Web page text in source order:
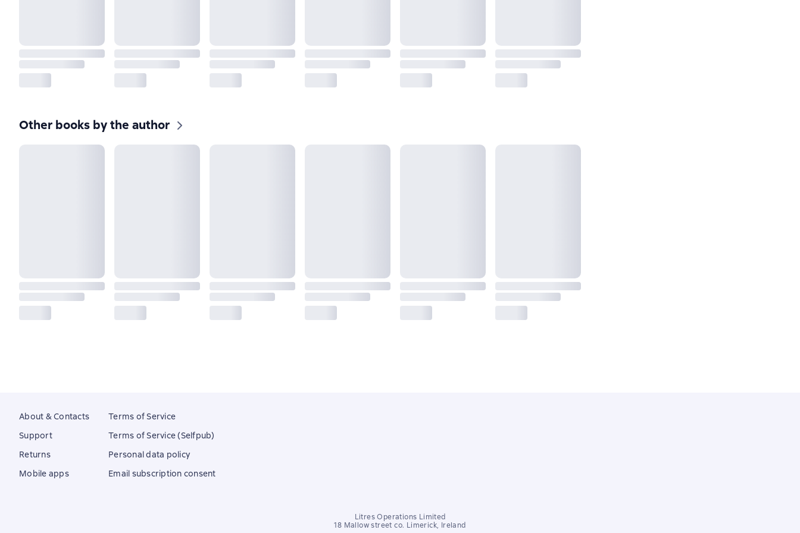
Other books by the author
About & Contacts
Support
Returns
Mobile apps
Terms of Service
Terms of Service (Selfpub)
Personal data policy
Email subscription consent
Litres Operations Limited
18 Mallow street co. Limerick, Ireland